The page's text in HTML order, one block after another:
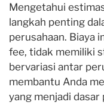
Mengetahui
langkah penting
perusahaan. Biaya
fee, tidak memiliki
bervariasi antar
membantu Anda
yang menjadi